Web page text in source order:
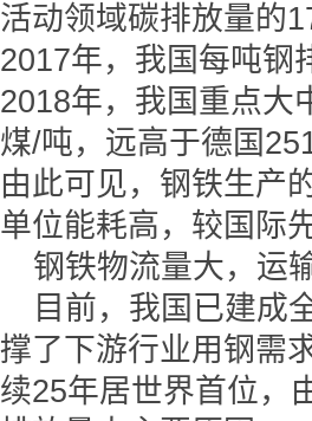
活动领域碳排放量的
2017年，我国每吨钢
2018年，我国重点大
煤/吨，远高于德国
由此可见，钢铁生产
单位能耗高，较国际
钢铁物流量大，运
目前，我国已建成
撑了下游行业用钢需
续25年居世界首位，